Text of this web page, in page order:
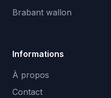
Brabant wallon
Informations
À propos
Contact